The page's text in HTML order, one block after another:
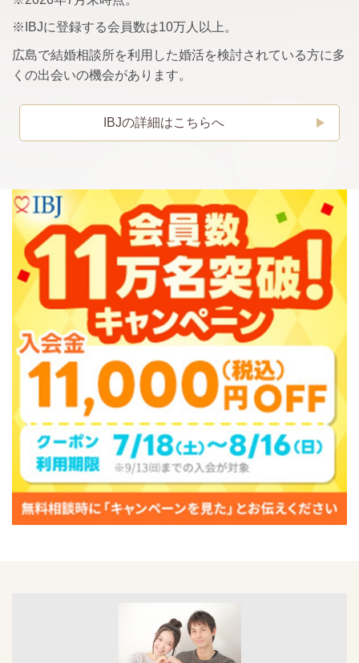
※IBJに登録する会員数は10万人以上。
広島で結婚相談所を利用した婚活を検討されている方に多
くの出会いの機会があります。
IBJの詳細はこちらへ